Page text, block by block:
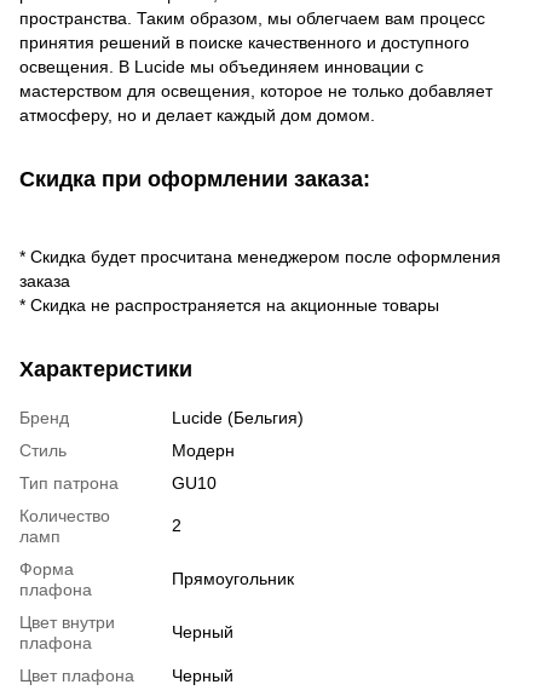
пространства. Таким образом, мы облегчаем вам процесс
принятия решений в поиске качественного и доступного
освещения. В Lucide мы объединяем инновации с
мастерством для освещения, которое не только добавляет
атмосферу, но и делает каждый дом домом.
Скидка при оформлении заказа:
* Скидка будет просчитана менеджером после оформления
заказа
* Скидка не распространяется на акционные товары
Характеристики
Бренд
Lucide (Бельгия)
Стиль
Модерн
Тип патрона
GU10
Количество
ламп
2
Форма
плафона
Прямоугольник
Цвет внутри
плафона
Черный
Цвет плафона
Черный